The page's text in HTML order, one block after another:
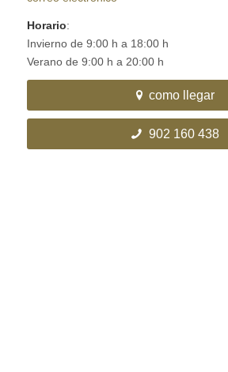
Horario:
Invierno de 9:00 h a 18:00 h
Verano de 9:00 h a 20:00 h
como llegar
902 160 438